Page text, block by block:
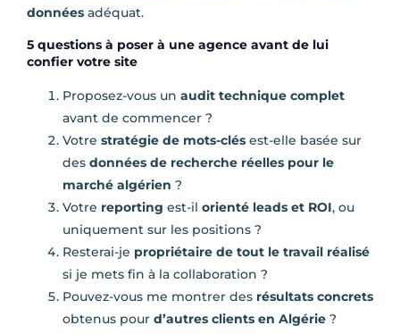
données adéquat.
5 questions à poser à une agence avant de lui
confier votre site
Proposez-vous un audit technique complet
avant de commencer ?
Votre stratégie de mots-clés est-elle basée sur
des données de recherche réelles pour le
marché algérien ?
Votre reporting est-il orienté leads et ROI, ou
uniquement sur les positions ?
Resterai-je propriétaire de tout le travail réalisé
si je mets fin à la collaboration ?
Pouvez-vous me montrer des résultats concrets
obtenus pour d’autres clients en Algérie ?